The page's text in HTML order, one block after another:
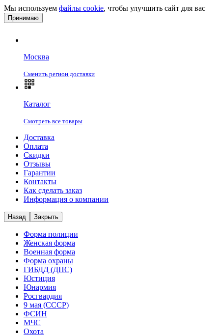
Мы используем файлы cookie, чтобы улучшить сайт для вас
Принимаю
Москва
Сменить регион доставки
Каталог
Смотреть все товары
Доставка
Оплата
Скидки
Отзывы
Гарантии
Контакты
Как сделать заказ
Информация о компании
Назад Закрыть
Форма полиции
Женская форма
Военная форма
Форма охраны
ГИБДД (ДПС)
Юстиция
Юнармия
Росгвардия
9 мая (СССР)
ФСИН
МЧС
Охота